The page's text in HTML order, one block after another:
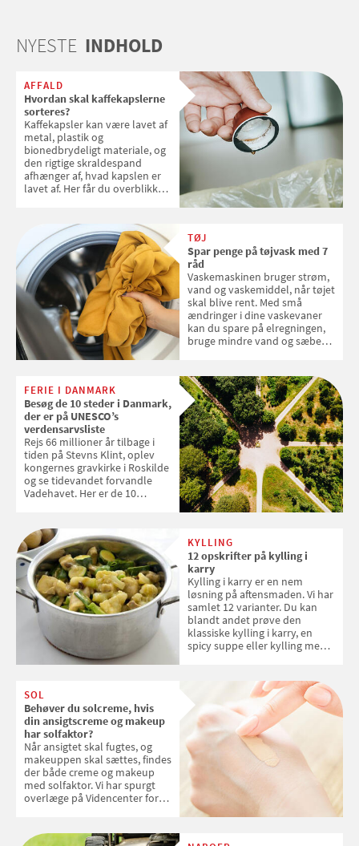
NYESTE INDHOLD
AFFALD
Hvordan skal kaffekapslerne
sorteres?
Kaffekapsler kan være lavet af
metal, plastik og
bionedbrydeligt materiale, og
den rigtige skraldespand
afhænger af, hvad kapslen er
lavet af. Her får du overblikket
TØJ
Spar penge på tøjvask med 7
råd
Vaskemaskinen bruger strøm,
vand og vaskemiddel, når tøjet
skal blive rent. Med små
ændringer i dine vaskevaner
kan du spare på elregningen,
bruge mindre vand og sæbe
enkle råd til at spare penge på
tøjvasken
FERIE I DANMARK
Besøg de 10 steder i Danmark,
der er på UNESCO’s
verdensarvsliste
Rejs 66 millioner år tilbage i
tiden på Stevns Klint, oplev
kongernes gravkirke i Roskilde
og se tidevandet forvandle
Vadehavet. Her er de 10
KYLLING
12 opskrifter på kylling i
karry
Kylling i karry er en nem
løsning på aftensmaden. Vi har
samlet 12 varianter. Du kan
blandt andet prøve den
klassiske kylling i karry, en
spicy suppe eller kylling med
SOL
Behøver du solcreme, hvis
din ansigtscreme og makeup
har solfaktor?
Når ansigtet skal fugtes, og
makeuppen skal sættes, findes
der både creme og makeup
med solfaktor. Vi har spurgt
overlæge på Videncenter for
med SPF kan erstatte